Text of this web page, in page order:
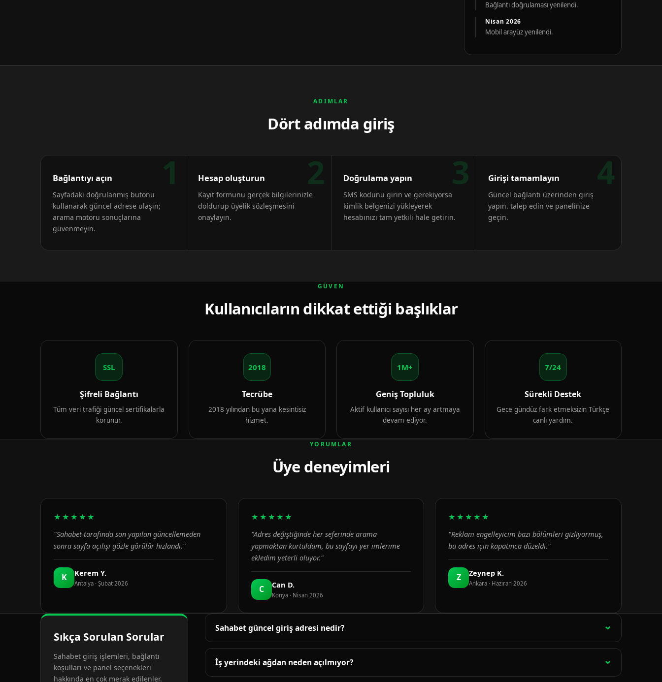
Bağlantı doğrulaması yenilendi.
Nisan 2026
Mobil arayüz yenilendi.
ADIMLAR
Dört adımda giriş
1
Bağlantıyı açın
Sayfadaki doğrulanmış butonu
kullanarak güncel adrese ulaşın;
arama motoru sonuçlarına
güvenmeyin.
2
Hesap oluşturun
Kayıt formunu gerçek bilgilerinizle
doldurup üyelik sözleşmesini
onaylayın.
3
Doğrulama yapın
SMS kodunu girin ve gerekiyorsa
kimlik belgenizi yükleyerek
hesabınızı tam yetkili hale getirin.
4
Girişi tamamlayın
Güncel bağlantı üzerinden giriş
yapın. talep edin ve panelinize
geçin.
GÜVEN
Kullanıcıların dikkat ettiği başlıklar
SSL
Şifreli Bağlantı
Tüm veri trafiği güncel sertifikalarla
korunur.
2018
Tecrübe
2018 yılından bu yana kesintisiz
hizmet.
1M+
Geniş Topluluk
Aktif kullanıcı sayısı her ay artmaya
devam ediyor.
7/24
Sürekli Destek
Gece gündüz fark etmeksizin Türkçe
canlı yardım.
YORUMLAR
Üye deneyimleri
★★★★★
"Sahabet tarafında son yapılan güncellemeden
sonra sayfa açılışı gözle görülür hızlandı."
K Kerem Y.
Antalya · Şubat 2026
★★★★★
"Adres değiştiğinde her seferinde arama
yapmaktan kurtuldum, bu sayfayı yer imlerime
ekledim yeterli oluyor."
C Can D.
Konya · Nisan 2026
★★★★★
"Reklam engelleyicim bazı bölümleri gizliyormuş,
bu adres için kapatınca düzeldi."
Z Zeynep K.
Ankara · Haziran 2026
Sıkça Sorulan Sorular
Sahabet giriş işlemleri, bağlantı
koşulları ve panel seçenekleri
hakkında en çok merak edilenler.
Sahabet güncel giriş adresi nedir?
Güncel adres bu sayfanın üst bölümündeki bağlantıda yayınlanır. Bağlantı 15 dakikada bir otomatik olarak
denetlenir; adres değiştiğinde sayfa yenilenir.
İş yerindeki ağdan neden açılmıyor?